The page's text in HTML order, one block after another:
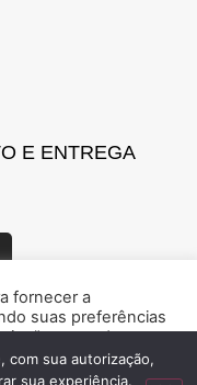
E ENTREGA
fornecer a
suas preferências
concorda com a
com sua autorização,
sua experiência.